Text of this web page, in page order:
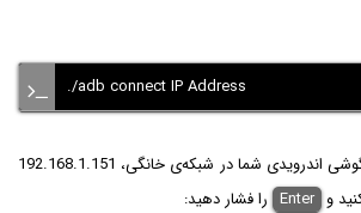
./adb connect IP Address
به عنوان مثال اگر آی‌پی گوشی اندرویدی شما در شبکه‌ی خانگی، 192.168.1.151
و Enter را فشار دهید: